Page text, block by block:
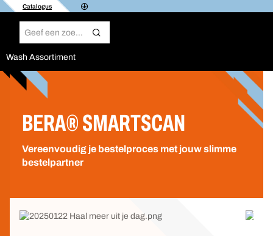
Catalogus
Wash Assortiment
BERA® SMARTSCAN
Vereenvoudig je bestelproces met jouw slimme
bestelpartner